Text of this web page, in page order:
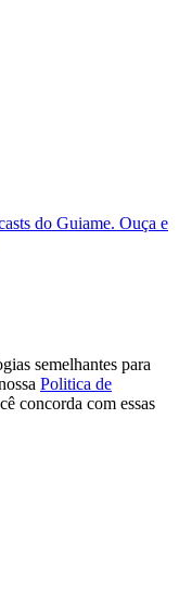
do Guiame. Ouça e
semelhantes para
Politica de
concorda com essas